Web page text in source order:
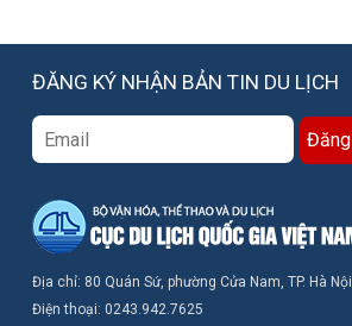
ĐĂNG KÝ NHẬN BẢN TIN DU LỊCH
Địa chỉ: 80 Quán Sứ, phường Cửa Nam, TP. Hà Nội
Điện thoại: 0243.942.7625